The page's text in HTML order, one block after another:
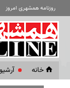
روزنامه همشهری امروز
خانه